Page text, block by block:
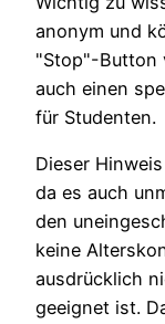
anonym und
"Stop"-Button
auch einen
für Studenten.
Dieser
da es auch
den
keine
ausdrücklich
geeignet ist.